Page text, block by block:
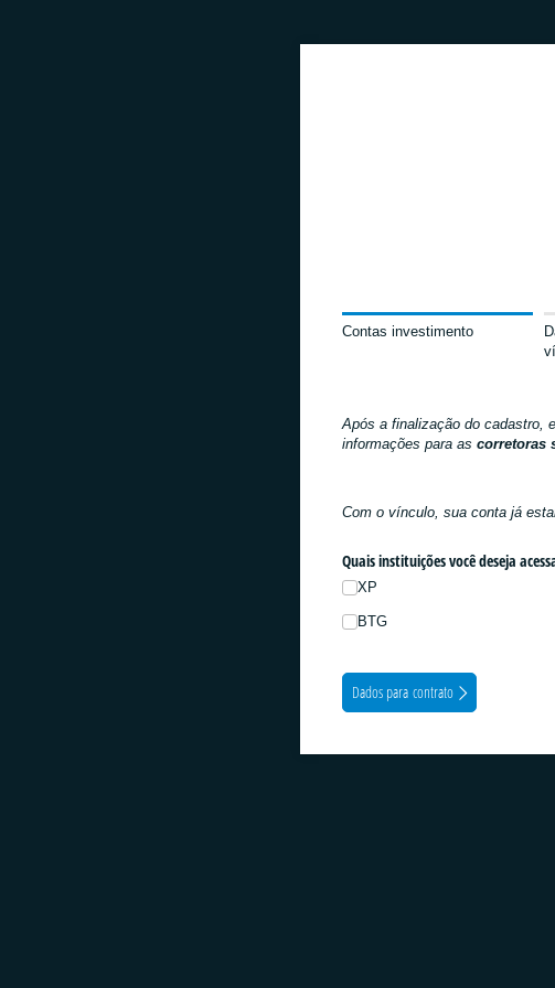
Contas investimento
Após a finalização do cadastro,
informações para as corretoras
Com o vínculo, sua conta já
Quais instituições você deseja
XP
BTG
Dados para contrato